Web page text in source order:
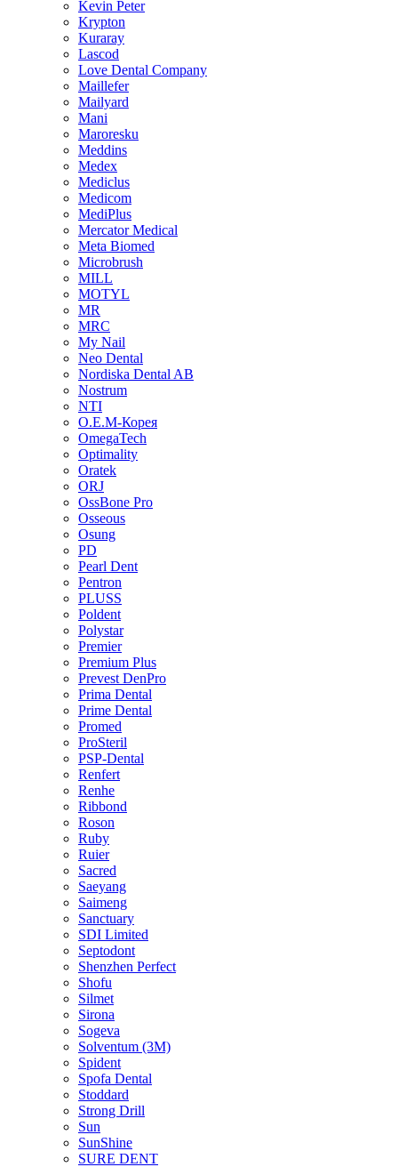
Kevin Peter
Krypton
Kuraray
Lascod
Love Dental Company
Maillefer
Mailyard
Mani
Maroresku
Meddins
Medex
Mediclus
Medicom
MediPlus
Mercator Medical
Meta Biomed
Microbrush
MILL
MOTYL
MR
MRC
My Nail
Neo Dental
Nordiska Dental AB
Nostrum
NTI
O.E.M-Корея
OmegaTech
Optimality
Oratek
ORJ
OssBone Pro
Osseous
Osung
PD
Pearl Dent
Pentron
PLUSS
Poldent
Polystar
Premier
Premium Plus
Prevest DenPro
Prima Dental
Prime Dental
Promed
ProSteril
PSP-Dental
Renfert
Renhe
Ribbond
Roson
Ruby
Ruier
Sacred
Saeyang
Saimeng
Sanctuary
SDI Limited
Septodont
Shenzhen Perfect
Shofu
Silmet
Sirona
Sogeva
Solventum (3M)
Spident
Spofa Dental
Stoddard
Strong Drill
Sun
SunShine
SURE DENT